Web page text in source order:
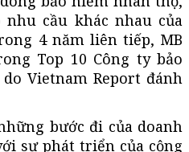
cầu khác nhau của
4 năm liên tiếp, MB
Top 10 Công ty bảo
Vietnam Report đánh
bước đi của doanh
sự phát triển của cộng